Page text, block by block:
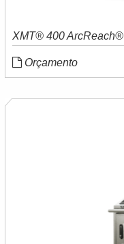
XMT® 400 ArcReach®
Orçamento